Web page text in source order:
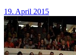
19. April 2015